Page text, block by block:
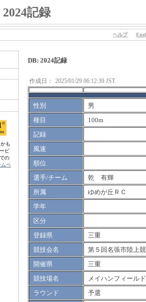
2024記録
ヘルプ
も
ビ
の
ペ
DB: 2024記録
作成日： 2025/01/29 06:12:39 JST
性別
男
種目
100m
記録
風速
順位
選手/チーム
乾 有輝
所属
ゆめが丘ＲＣ
学年
区分
登録県
三重
競技会名
第５回名張市陸上
開催県
三重
競技場名
メイハンフィールド
ラウンド
予選